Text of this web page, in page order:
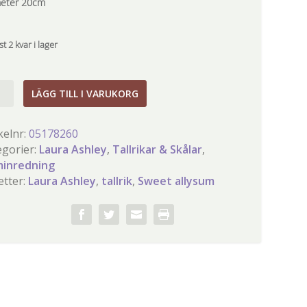
20cm
2 kvar i lager
LÄGG TILL I VARUKORG
05178260
Laura Ashley, Tallrikar & Skålar,
Laura Ashley, tallrik, Sweet allysum